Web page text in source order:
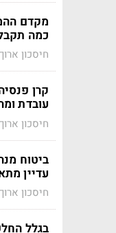
מקדם
כמה
חיסכון
קרן
עובדת
חיסכון
ביטוח
עדיין
חיסכון